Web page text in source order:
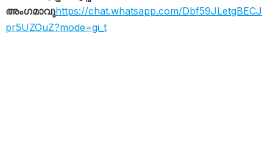
അംഗമാവുhttps://chat.whatsapp.com/Dbf59JLetgBECJ
pr5UZOuZ?mode=gi_t